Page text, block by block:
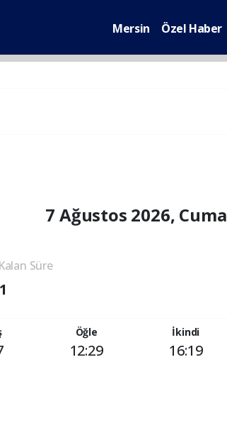
Mersin Özel Haber
7 Ağustos 2026, Cuma
Süre
Öğle
12:29
İkindi
16:19